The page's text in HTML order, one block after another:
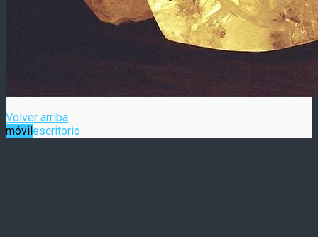
Volver arriba
móvilescritorio